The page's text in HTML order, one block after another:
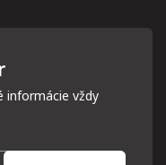
informácie vždy